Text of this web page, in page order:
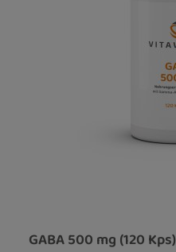
GABA 500 mg (120 Kps)